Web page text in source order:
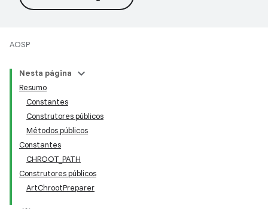
AOSP
Nesta página
Resumo
Constantes
Construtores públicos
Métodos públicos
Constantes
CHROOT_PATH
Construtores públicos
ArtChrootPreparer